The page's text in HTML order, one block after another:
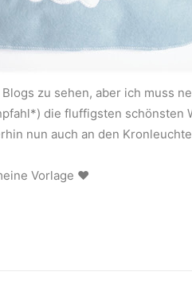
zu sehen, aber ich muss
die fluffigsten schönsten
nun auch an den
Vorlage ♥